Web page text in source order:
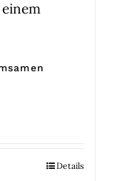
Details